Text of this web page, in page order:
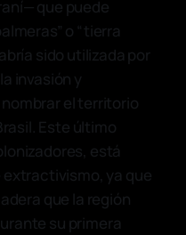
que puede
o “tierra
sido utilizada por
invasión y
el territorio
Este último
está
extractivismo, ya que
que la región
su primera